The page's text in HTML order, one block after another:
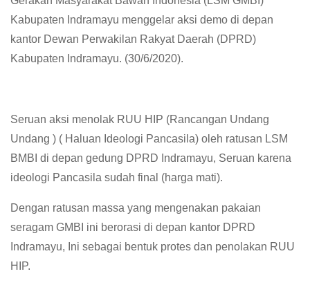
Kabupaten Indramayu menggelar aksi demo di depan
kantor Dewan Perwakilan Rakyat Daerah (DPRD)
Kabupaten Indramayu. (30/6/2020).
Seruan aksi menolak RUU HIP (Rancangan Undang
Undang ) ( Haluan Ideologi Pancasila) oleh ratusan LSM
BMBI di depan gedung DPRD Indramayu, Seruan karena
ideologi Pancasila sudah final (harga mati).
Dengan ratusan massa yang mengenakan pakaian
seragam GMBI ini berorasi di depan kantor DPRD
Indramayu, Ini sebagai bentuk protes dan penolakan RUU
HIP.